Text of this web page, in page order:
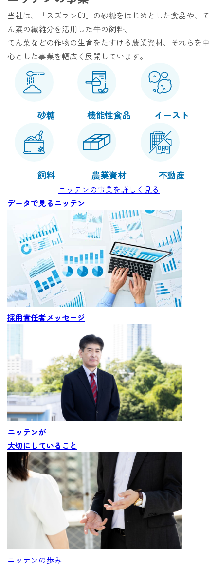
農務系 （原料業務・栽培研究・農業資材営業）
研究系（食品・畜産・畑作園芸）
生産現場
プロジェクトストーリー
働く環境を知る
働く環境を知る
事業所一覧
社内制度
キャリア形成（教育研修等）
新卒採用 キャリア採用
当社は、「スズラン印」の砂糖をはじめとした食品や、て
ん菜の繊維分を活用した牛の飼料、
てん菜などの作物の生育をたすける農業資材、それらを中
心とした事業を幅広く展開しています。
砂糖 機能性食品 イースト
飼料 農業資材 不動産
ニッテンの事業を詳しく見る
データで見るニッテン
採用責任者メッセージ
ニッテンが
大切にしていること
ニッテンの歩み